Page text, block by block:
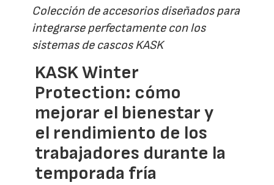
Colección de accesorios diseñados para
integrarse perfectamente con los
sistemas de cascos KASK
KASK Winter
Protection: cómo
mejorar el bienestar y
el rendimiento de los
trabajadores durante la
temporada fría